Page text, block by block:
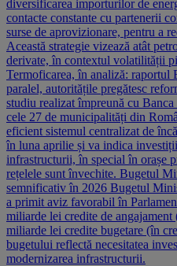
diversificarea importurilor de
contacte constante cu partenerii
surse de aprovizionare, pentru a
Această strategie vizează atât
derivate, în contextul volatilității
Termoficarea, în analiză:
paralel, autoritățile pregătesc
studiu realizat împreună cu
cele 27 de municipalități din
eficient sistemul centralizat de
în luna aprilie și va indica
infrastructurii, în special în orașe
rețelele sunt învechite. Bugetul
semnificativ în 2026 Bugetul
a primit aviz favorabil în
miliarde lei credite de
miliarde lei credite bugetare (în
bugetului reflectă necesitatea
modernizarea infrastructurii.